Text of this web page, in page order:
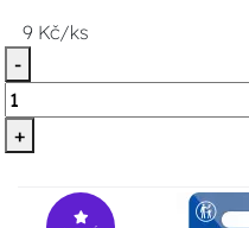
9 Kč/ks
-
+